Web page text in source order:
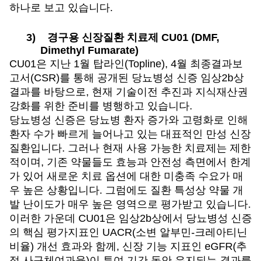
하나로 보고 있습니다.
3)
경구용 신장질환 치료제 CU01 (DMF,
Dimethyl Fumarate)
CU01은 지난 1월 탑라인(Topline), 4월 최종결과보
고서(CSR)를 통해 공개된 당뇨병성 신증 임상2b상
결과를 바탕으로, 현재 기술이전 추진과 지식재산권
강화를 위한 준비를 병행하고 있습니다.
당뇨병성 신증은 당뇨병 환자 증가와 고령화로 인해
환자 수가 빠르게 늘어나고 있는 대표적인 만성 신장
질환입니다. 그러나 현재 사용 가능한 치료제는 제한
적이며, 기존 약물들도 효능과 안전성 측면에서 한계
가 있어 새로운 치료 옵션에 대한 미충족 수요가 매
우 높은 상황입니다. 그럼에도 질환 특성상 약물 개
발 난이도가 매우 높은 영역으로 평가받고 있습니다.
이러한 가운데 CU01은 임상2b상에서 당뇨병성 신증
의 핵심 평가지표인 UACR(소변 알부민-크레아티닌
비율) 개선 효과와 함께, 신장 기능 지표인 eGFR(추